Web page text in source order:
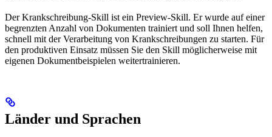
Der Krankschreibung‑Skill ist ein Preview‑Skill. Er wurde auf einer
begrenzten Anzahl von Dokumenten trainiert und soll Ihnen helfen,
schnell mit der Verarbeitung von Krankschreibungen zu starten. Für
den produktiven Einsatz müssen Sie den Skill möglicherweise mit
eigenen Dokumentbeispielen weitertrainieren.
Länder und Sprachen